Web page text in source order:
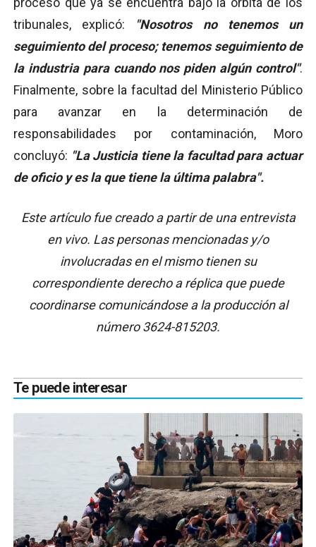
tribunales, explicó:
"Nosotros no tenemos un
seguimiento del proceso; tenemos seguimiento de
la industria para cuando nos piden algún control".
Finalmente, sobre la facultad del Ministerio Público
para avanzar en la determinación de
responsabilidades por contaminación, Moro
concluyó: "La Justicia tiene la facultad para actuar
de oficio y es la que tiene la última palabra".
Este artículo fue creado a partir de una entrevista
en vivo. Las personas mencionadas y/o
involucradas en el mismo tienen su
correspondiente derecho a réplica que puede
coordinarse comunicándose a la producción al
número 3624-815203.
Te puede interesar